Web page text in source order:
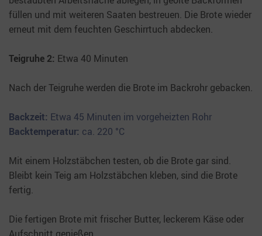
füllen und mit weiteren Saaten bestreuen. Die Brote wieder
erneut mit dem feuchten Geschirrtuch abdecken.
Teigruhe 2: Etwa 40 Minuten
Nach der Teigruhe werden die Brote im Backrohr gebacken.
Backzeit: Etwa 45 Minuten im vorgeheizten Rohr
Backtemperatur: ca. 220 °C
Mit einem Holzstäbchen testen, ob die Brote gar sind.
Bleibt kein Teig am Holzstäbchen kleben, sind die Brote
fertig.
Die fertigen Brote mit frischer Butter, leckerem Käse oder